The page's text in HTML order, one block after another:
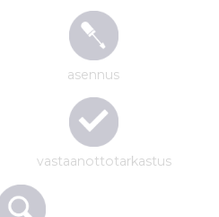
asennus
vastaanottotarkastus